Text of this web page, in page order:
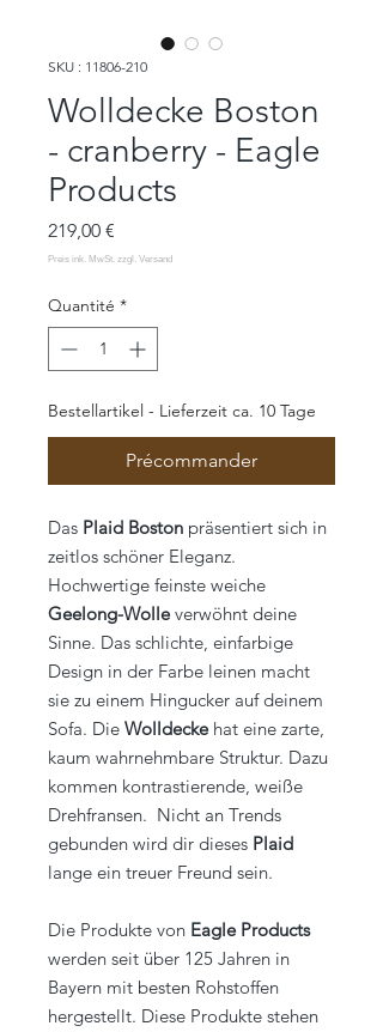
SKU : 11806-210
Wolldecke Boston
- cranberry - Eagle
Products
219,00 €
Quantité *
Bestellartikel - Lieferzeit ca. 10 Tage
Précommander
Das Plaid Boston präsentiert sich in
zeitlos schöner Eleganz.
Hochwertige feinste weiche
Geelong-Wolleverwöhnt deine
Sinne. Das schlichte, einfarbige
Design in der Farbe leinen macht
sie zu einem Hingucker auf deinem
Sofa. Die Wolldeckehat eine zarte,
kaum wahrnehmbare Struktur. Dazu
kommen kontrastierende, weiße
Drehfransen. Nicht an Trends
gebunden wird dir dieses Plaid
lange ein treuer Freund sein.
Die Produkte von Eagle Products
werden seit über 125 Jahren in
Bayern mit besten Rohstoffen
hergestellt. Diese Produkte stehen